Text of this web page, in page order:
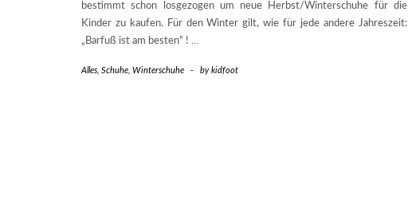
bestimmt schon losgezogen um neue Herbst/Winterschuhe für die
Kinder zu kaufen. Für den Winter gilt, wie für jede andere Jahreszeit:
„Barfuß ist am besten“ ! …
Alles Schuhe Winterschuhe - bykidfoot